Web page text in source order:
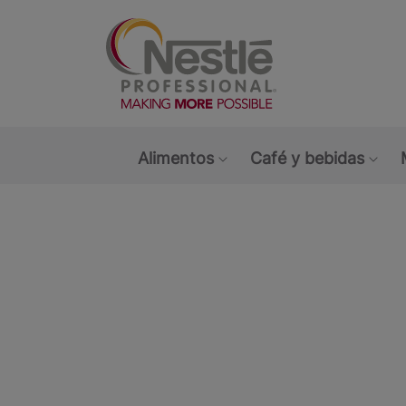
Alimentos
Show submenu:
Café y bebidas